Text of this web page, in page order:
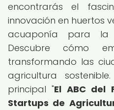
encontrarás el
innovación en huertos
acuaponía para la
Descubre cómo
transformando las
agricultura
principal "El ABC del
Startups de